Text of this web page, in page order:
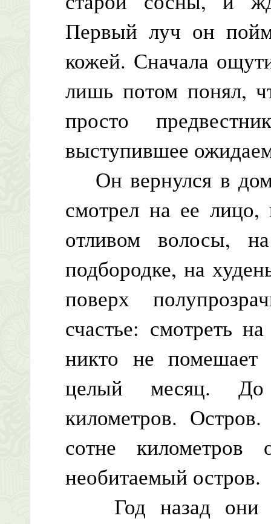
Первый луч он
кожей. Сначала
лишь потом понял,
просто
выступившее
Он вернулся в
смотрел на ее
отливом волосы,
подбородке, на
поверх
счастье: смотреть
никто не
целый месяц. До
километров.
сотне
необитаемый остров.
Год назад они